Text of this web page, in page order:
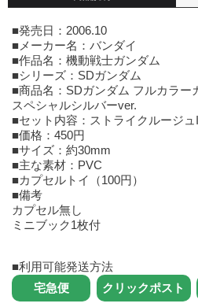
■発売日：2006.10
■メーカー名：バンダイ
■作品名：機動戦士ガンダム
■シリーズ：SDガンダム
■商品名：SDガンダム フルカラー
スペシャルシルバーver.
■セット内容：ストライクルージ
■価格：450円
■サイズ：約30mm
■主な素材：PVC
■カプセルトイ（100円）
■備考
カプセル無し
ミニブック1枚付
■利用可能発送方法